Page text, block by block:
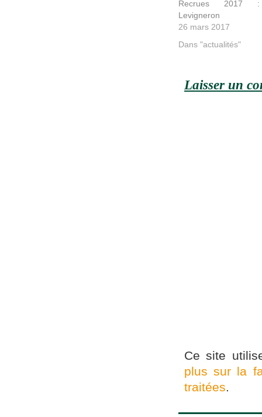
Recrues 2017
Levigneron
26 mars 2017
Dans "actualités"
Laisser un
Ce site
plus sur la
traitées.